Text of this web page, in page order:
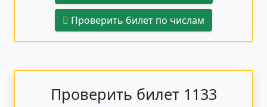
Проверить билет по числам
Проверить билет 1133